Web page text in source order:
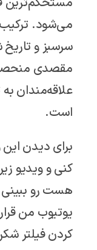
می‌شود.
سرسبز و تاریخ
مقصدی
علاقه‌مندان
است.
برای دیدن
کنی و ویدیو
هست رو ببینی.
یوتیوب من
کردن فیلتر